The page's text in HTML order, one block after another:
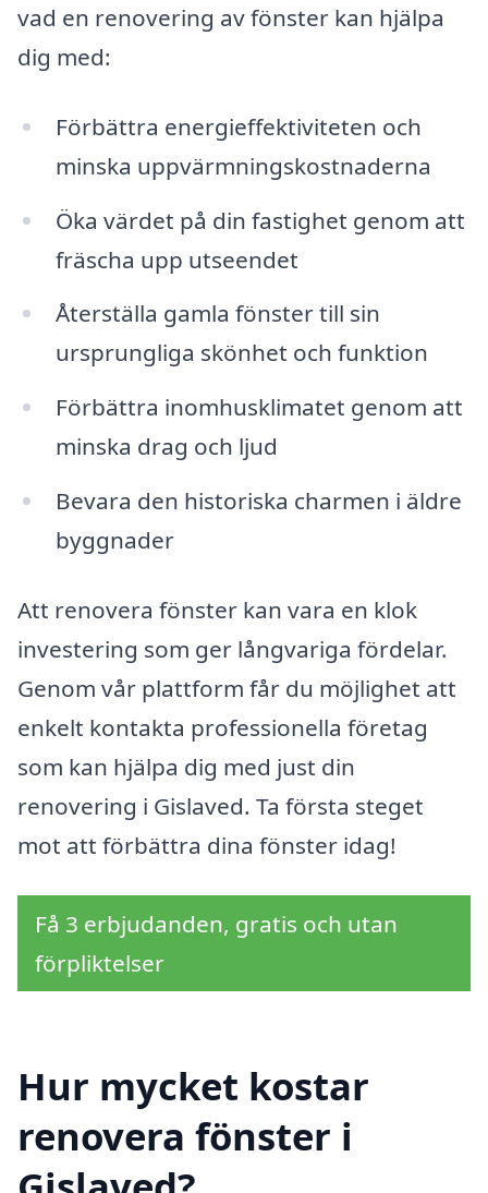
vad en renovering av fönster kan hjälpa
dig med:
Förbättra energieffektiviteten och
minska uppvärmningskostnaderna
Öka värdet på din fastighet genom att
fräscha upp utseendet
Återställa gamla fönster till sin
ursprungliga skönhet och funktion
Förbättra inomhusklimatet genom att
minska drag och ljud
Bevara den historiska charmen i äldre
byggnader
Att renovera fönster kan vara en klok
investering som ger långvariga fördelar.
Genom vår plattform får du möjlighet att
enkelt kontakta professionella företag
som kan hjälpa dig med just din
renovering i Gislaved. Ta första steget
mot att förbättra dina fönster idag!
Få 3 erbjudanden, gratis och utan
förpliktelser
Hur mycket kostar
renovera fönster i